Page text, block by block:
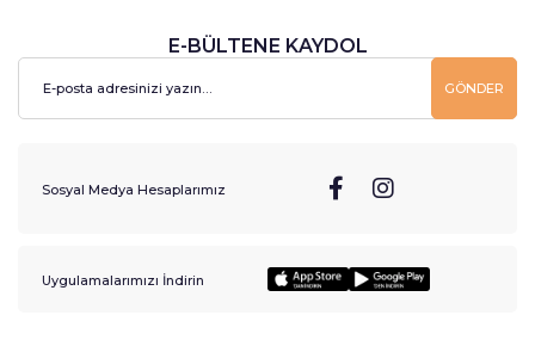
E-BÜLTENE KAYDOL
GÖNDER
Sosyal Medya Hesaplarımız
Uygulamalarımızı İndirin